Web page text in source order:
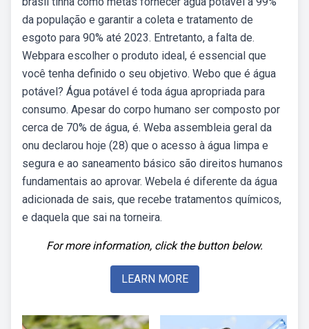
da população e garantir a coleta e tratamento de
esgoto para 90% até 2023. Entretanto, a falta de.
Webpara escolher o produto ideal, é essencial que
você tenha definido o seu objetivo. Webo que é água
potável? Água potável é toda água apropriada para
consumo. Apesar do corpo humano ser composto por
cerca de 70% de água, é. Weba assembleia geral da
onu declarou hoje (28) que o acesso à água limpa e
segura e ao saneamento básico são direitos humanos
fundamentais ao aprovar. Webela é diferente da água
adicionada de sais, que recebe tratamentos químicos,
e daquela que sai na torneira.
For more information, click the button below.
LEARN MORE